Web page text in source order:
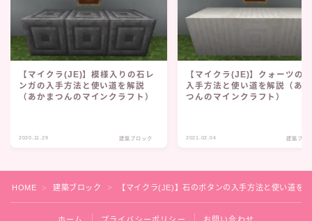
【マイクラ(JE)】模様入りの石レ
ンガの入手方法と使い道を解説
（あかまつんのマインクラフト）
2020.11.29 建築ブロック
【マイクラ(JE)】クォーツの
入手方法と使い道を解説（あ
つんのマインクラフト）
2021.02.04 建築ブロ
HOME ＞ 建築ブロック ＞ 【マイクラ(JE)】石のボタンの入手方法と使い道を